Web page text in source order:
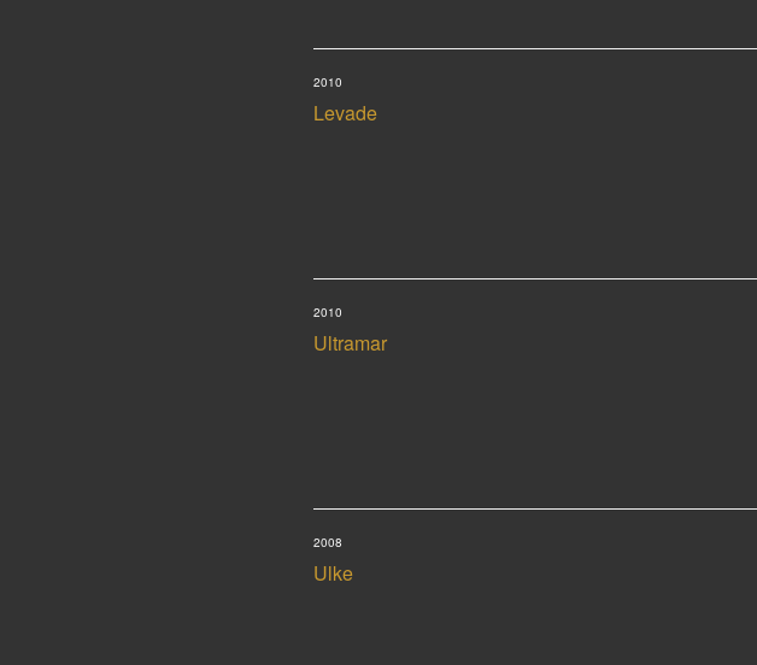
Levade
2010
Ultramar
2010
Ulke
2008